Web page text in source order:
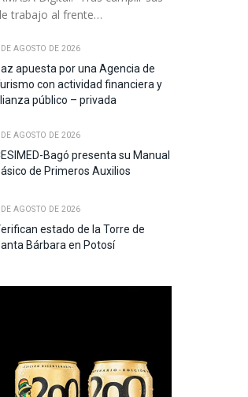
trabajo al frente…
AGOSTO DE 2026
apuesta por una Agencia de
con actividad financiera y
público – privada
AGOSTO DE 2026
Bagó presenta su Manual
de Primeros Auxilios
AGOSTO DE 2026
estado de la Torre de
Bárbara en Potosí